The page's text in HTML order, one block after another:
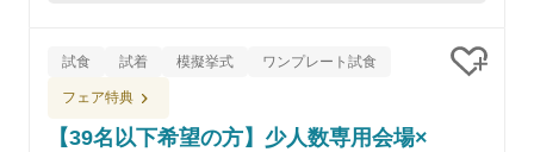
試食 試着 模擬挙式 ワンプレート試食
フェア特典
【39名以下希望の方】少人数専用会場×